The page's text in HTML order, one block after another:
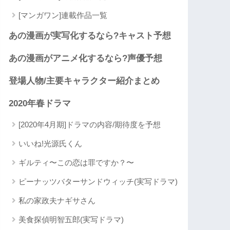
[マンガワン]連載作品一覧
あの漫画が実写化するなら?キャスト予想
あの漫画がアニメ化するなら?声優予想
登場人物/主要キャラクター紹介まとめ
2020年春ドラマ
[2020年4月期]ドラマの内容/期待度を予想
いいね!光源氏くん
ギルティ〜この恋は罪ですか？〜
ピーナッツバターサンドウィッチ(実写ドラマ)
私の家政夫ナギサさん
美食探偵明智五郎(実写ドラマ)